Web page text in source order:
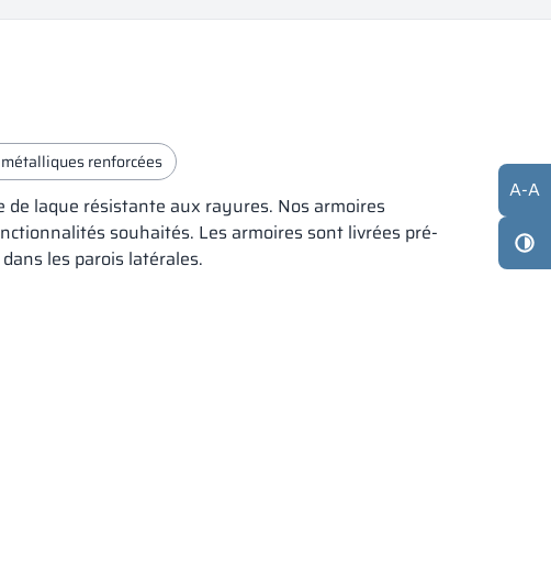
renforcées
laque résistante aux rayures. Nos armoires
souhaités. Les armoires sont livrées pré-
les parois latérales.
A-A